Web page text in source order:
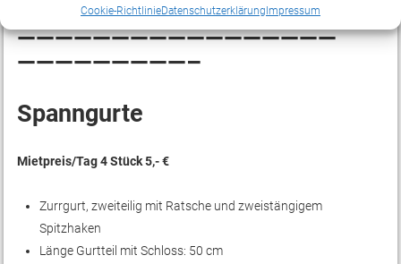
Cookie-RichtlinieDatenschutzerklärung Impressum
—————————————————
—————————–
Spanngurte
Mietpreis/Tag 4 Stück 5,- €
Zurrgurt, zweiteilig mit Ratsche und zweistängigem
Spitzhaken
Länge Gurtteil mit Schloss: 50 cm